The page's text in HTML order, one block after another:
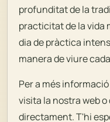
profunditat de la
practicitat de la vida
dia de pràctica
manera de viure
Per a més
visita la nostra web
directament. T'hi